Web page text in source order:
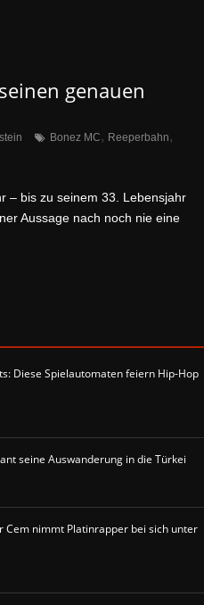
genauen
Bonez MC, Reeperbahn,
– bis zu seinem 33. Lebensjahr
Aussage nach noch nie eine
Diese Spielautomaten feiern Hip-Hop
seine Auswanderung in die Türkei
Cem nimmt Platinrapper bei sich unter